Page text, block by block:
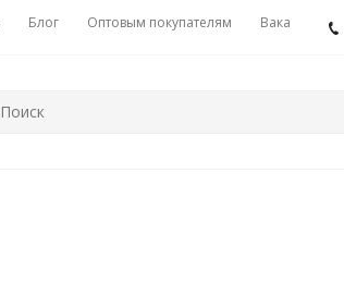
Блог Оптовым покупателям Вакансии